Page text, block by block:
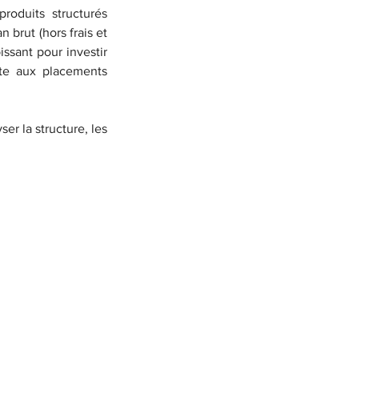
structurés
brut (hors frais et
pour investir
aux placements
la structure, les